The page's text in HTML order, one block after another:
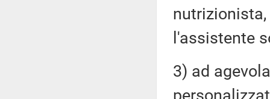
l'assistente
3) ad